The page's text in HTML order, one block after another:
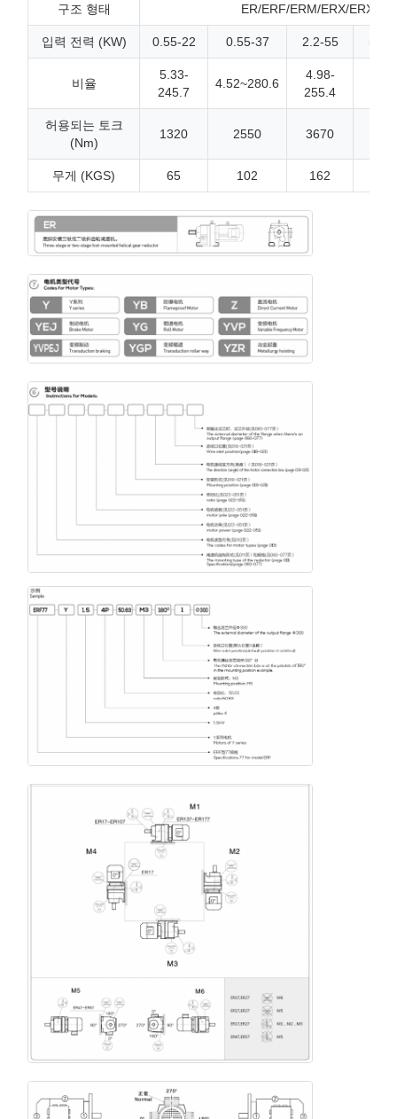
구조 형태 ER/ERF/ERM/ERX/ERXF/
입력 전력 (KW) 0.55-22 0.55-37 2.2-55 5.5-
비율
5.33-
245.7
4.52~280.6
4.98-
255.4
허용되는 토크
(Nm)
1320 2550 3670
무게 (KGS) 65 102 162